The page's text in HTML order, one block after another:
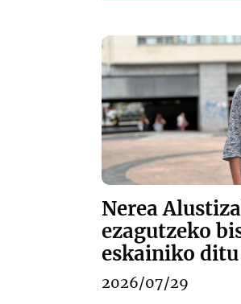
Nerea
ezagutzeko
eskainiko
2026/07/29